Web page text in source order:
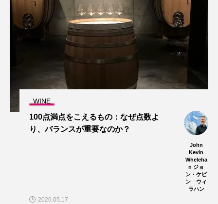
WINE
100点満点をこえるもの：なぜ点数よ
り、バランスが重要なのか？
John
Kevin
Wheleha
n ジョ
ン・ケビ
ン ウィ
ラハン
2026.05.17